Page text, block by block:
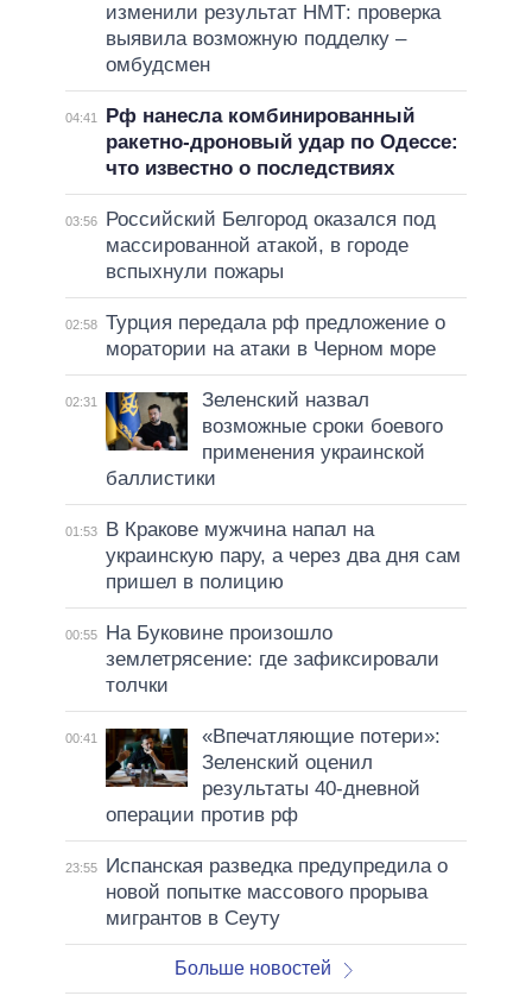
изменили результат НМТ: проверка
выявила возможную подделку –
омбудсмен
04:41
Рф нанесла комбинированный
ракетно-дроновый удар по Одессе:
что известно о последствиях
03:56
Российский Белгород оказался под
массированной атакой, в городе
вспыхнули пожары
02:58 Турция передала рф предложение о
моратории на атаки в Черном море
02:31
Зеленский назвал
возможные сроки боевого
применения украинской
баллистики
01:53
В Кракове мужчина напал на
украинскую пару, а через два дня сам
пришел в полицию
00:55
На Буковине произошло
землетрясение: где зафиксировали
толчки
00:41
«Впечатляющие потери»:
Зеленский оценил
результаты 40-дневной
операции против рф
23:55
Испанская разведка предупредила о
новой попытке массового прорыва
мигрантов в Сеуту
Больше новостей